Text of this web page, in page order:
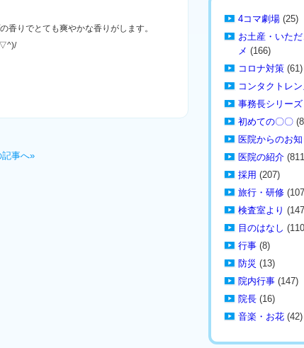
香りでとても爽やかな香りがします。
記事へ»
4コマ劇場 (25)
お土産・いた
メ (166)
コロナ対策 (61)
コンタクトレ
事務長シリーズ
初めての〇〇
医院からのお
医院の紹介
採用 (207)
旅行・研修
検査室より
目のはなし
行事 (8)
防災 (13)
院内行事 (147)
院長 (16)
音楽・お花 (42)